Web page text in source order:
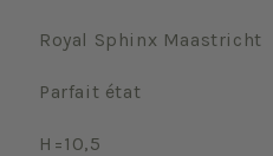
Royal Sphinx Maastricht
Parfait état
H=10,5